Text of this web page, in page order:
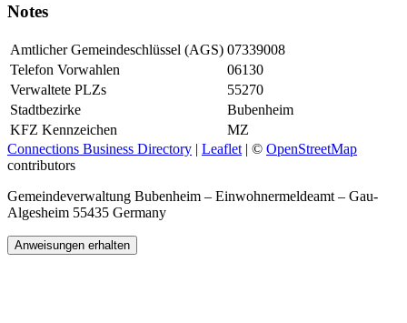
Notes
Amtlicher Gemeindeschlüssel (AGS) 07339008
Telefon Vorwahlen
06130
Verwaltete PLZs
55270
Stadtbezirke
Bubenheim
KFZ Kennzeichen
MZ
Connections Business Directory | Leaflet | © OpenStreetMap
contributors
Gemeindeverwaltung Bubenheim – Einwohnermeldeamt – Gau-
Algesheim 55435 Germany
Anweisungen erhalten